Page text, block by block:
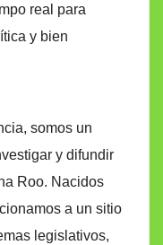
real para
y bien
somos un
y difundir
Roo. Nacidos
a un sitio
legislativos,